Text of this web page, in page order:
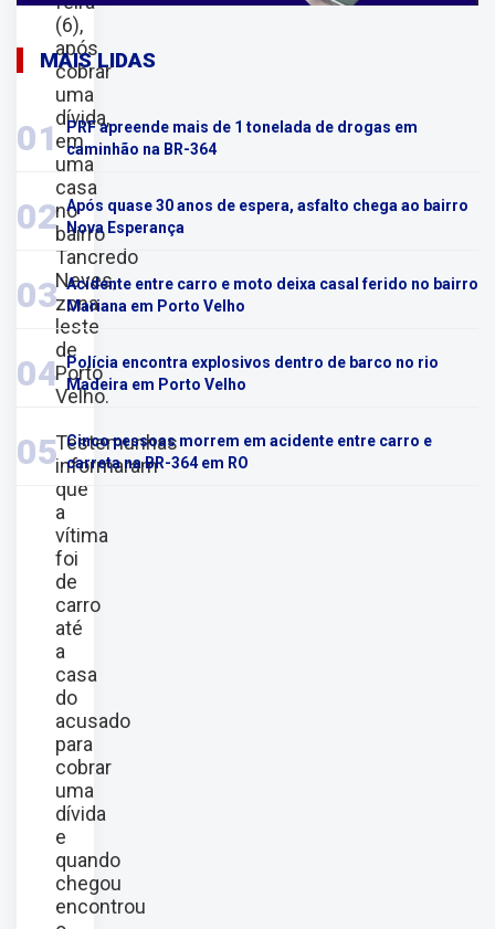
(6),
após
cobrar
uma
dívida,
em
uma
casa
no
bairro
Tancredo
Neves,
zona
leste
de
Porto
Velho.
Testemunhas
informaram
que
a
vítima
foi
de
carro
até
a
casa
do
acusado
para
cobrar
uma
dívida
e
quando
chegou
encontrou
MAIS LIDAS
01
PRF apreende mais de 1 tonelada de drogas em
caminhão na BR-364
02 Após quase 30 anos de espera, asfalto chega ao bairro
Nova Esperança
03 Acidente entre carro e moto deixa casal ferido no bairro
Mariana em Porto Velho
04
Polícia encontra explosivos dentro de barco no rio
Madeira em Porto Velho
05 Cinco pessoas morrem em acidente entre carro e
carreta na BR-364 em RO